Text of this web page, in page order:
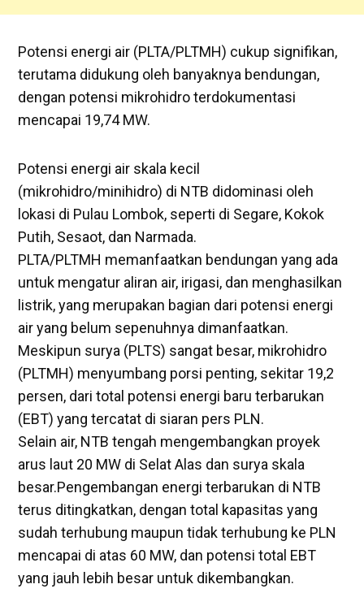
Potensi energi air (PLTA/PLTMH) cukup signifikan,
terutama didukung oleh banyaknya bendungan,
dengan potensi mikrohidro terdokumentasi
mencapai 19,74 MW.
Potensi energi air skala kecil
(mikrohidro/minihidro) di NTB didominasi oleh
lokasi di Pulau Lombok, seperti di Segare, Kokok
Putih, Sesaot, dan Narmada.
PLTA/PLTMH memanfaatkan bendungan yang ada
untuk mengatur aliran air, irigasi, dan menghasilkan
listrik, yang merupakan bagian dari potensi energi
air yang belum sepenuhnya dimanfaatkan.
Meskipun surya (PLTS) sangat besar, mikrohidro
(PLTMH) menyumbang porsi penting, sekitar 19,2
persen, dari total potensi energi baru terbarukan
(EBT) yang tercatat di siaran pers PLN.
Selain air, NTB tengah mengembangkan proyek
arus laut 20 MW di Selat Alas dan surya skala
besar.Pengembangan energi terbarukan di NTB
terus ditingkatkan, dengan total kapasitas yang
sudah terhubung maupun tidak terhubung ke PLN
mencapai di atas 60 MW, dan potensi total EBT
yang jauh lebih besar untuk dikembangkan.